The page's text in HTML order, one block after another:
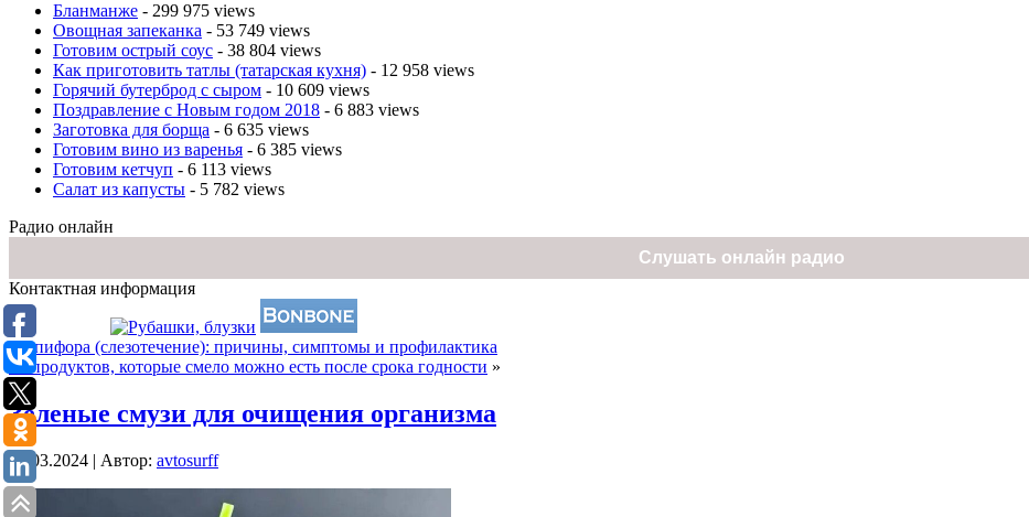
Бланманже - 299 975 views
Овощная запеканка - 53 749 views
Готовим острый соус - 38 804 views
Как приготовить татлы (татарская кухня) - 12 958 views
Горячий бутерброд с сыром - 10 609 views
Поздравление с Новым годом 2018 - 6 883 views
Заготовка для борща - 6 635 views
Готовим вино из варенья - 6 385 views
Готовим кетчуп - 6 113 views
Салат из капусты - 5 782 views
Радио онлайн
Слушать онлайн радио
Контактная информация
«Эпифора (слезотечение): причины, симптомы и профилактика
16 продуктов, которые смело можно есть после срока годности »
Зеленые смузи для очищения организма
05.03.2024 | Автор: avtosurff